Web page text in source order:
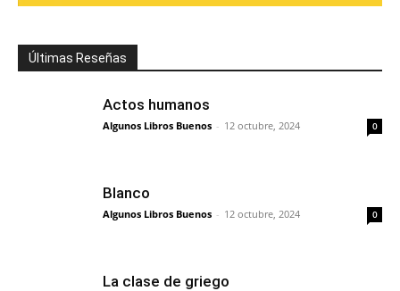
Últimas Reseñas
Actos humanos
Algunos Libros Buenos - 12 octubre, 2024 0
Blanco
Algunos Libros Buenos - 12 octubre, 2024 0
La clase de griego